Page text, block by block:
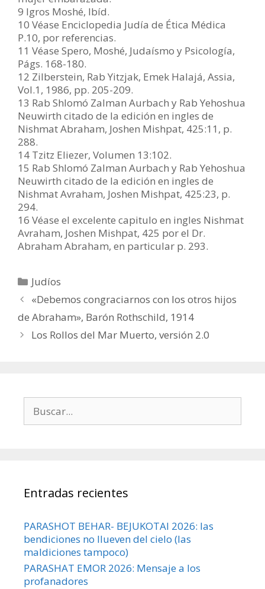
9 Igros Moshé, Ibíd.
10 Véase Enciclopedia Judía de Ética Médica
P.10, por referencias.
11 Véase Spero, Moshé, Judaísmo y Psicología,
Págs. 168-180.
12 Zilberstein, Rab Yitzjak, Emek Halajá, Assia,
Vol.1, 1986, pp. 205-209.
13 Rab Shlomó Zalman Aurbach y Rab Yehoshua
Neuwirth citado de la edición en ingles de
Nishmat Abraham, Joshen Mishpat, 425:11, p.
288.
14 Tzitz Eliezer, Volumen 13:102.
15 Rab Shlomó Zalman Aurbach y Rab Yehoshua
Neuwirth citado de la edición en ingles de
Nishmat Avraham, Joshen Mishpat, 425:23, p.
294.
16 Véase el excelente capitulo en ingles Nishmat
Avraham, Joshen Mishpat, 425 por el Dr.
Abraham Abraham, en particular p. 293.
Categorías
Judíos
«Debemos congraciarnos con los otros hijos
de Abraham», Barón Rothschild, 1914
Los Rollos del Mar Muerto, versión 2.0
Entradas recientes
PARASHOT BEHAR- BEJUKOTAI 2026: las
bendiciones no llueven del cielo (las
maldiciones tampoco)
PARASHAT EMOR 2026: Mensaje a los
profanadores